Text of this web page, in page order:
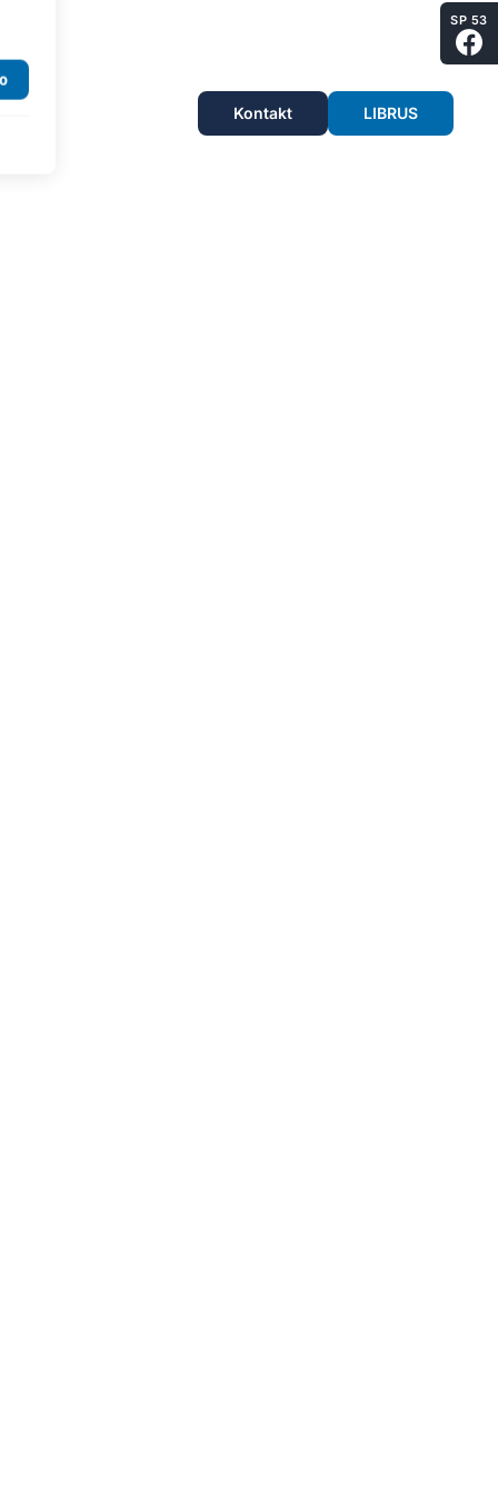
Kontakt LIBRUS
SP 53